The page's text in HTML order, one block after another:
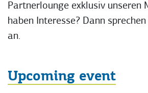
Partnerlounge exklusiv unseren
haben Interesse? Dann
an.
Upcoming event